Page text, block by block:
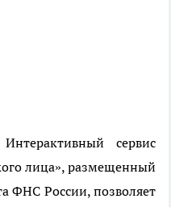
Интерактивный сервис
лица», размещенный
ФНС России, позволяет